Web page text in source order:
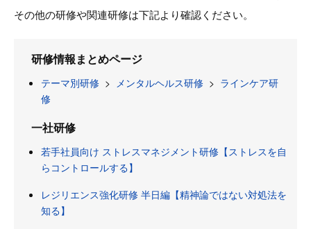
その他の研修や関連研修は下記より確認ください。
研修情報まとめページ
テーマ別研修 > メンタルヘルス研修 > ラインケア研
修
一社研修
若手社員向け ストレスマネジメント研修【ストレスを自
らコントロールする】
レジリエンス強化研修 半日編【精神論ではない対処法を
知る】